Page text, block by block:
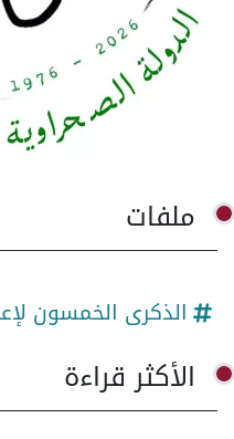
ملفات
الذكرى الخمسون
الأكثر قراءة